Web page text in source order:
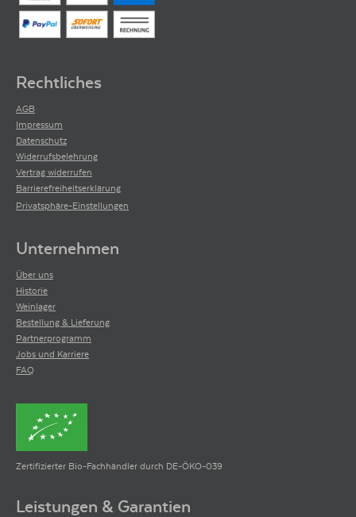
Rechtliches
AGB
Impressum
Datenschutz
Widerrufsbelehrung
Vertrag widerrufen
Barrierefreiheitserklärung
Privatsphäre-Einstellungen
Unternehmen
Über uns
Historie
Weinlager
Bestellung & Lieferung
Partnerprogramm
Jobs und Karriere
FAQ
Zertifizierter Bio-Fachhändler durch DE-ÖKO-039
Leistungen & Garantien